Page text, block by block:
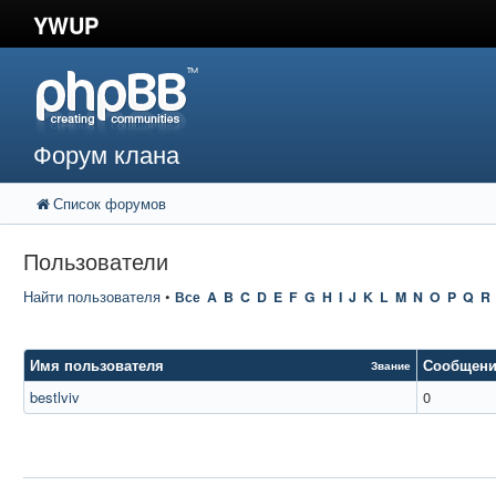
YWUP
Форум клана
Список форумов
Пользователи
Найти пользователя • Все A B C D E F G H I J K L M N O P Q R
Имя пользователя
Звание
bestlviv
0